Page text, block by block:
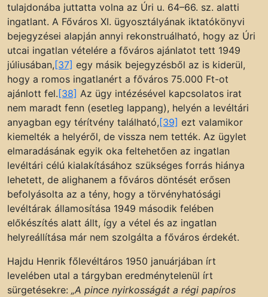
tulajdonába juttatta volna az Úri u. 64–66. sz. alatti
ingatlant. A Főváros XI. ügyosztályának iktatókönyvi
bejegyzései alapján annyi rekonstruálható, hogy az Úri
utcai ingatlan vételére a főváros ajánlatot tett 1949
júliusában, [37] egy másik bejegyzésből az is kiderül,
hogy a romos ingatlanért a főváros 75.000 Ft-ot
ajánlott fel. [38] Az ügy intézésével kapcsolatos irat
nem maradt fenn (esetleg lappang), helyén a levéltári
anyagban egy térítvény található, [39] ezt valamikor
kiemelték a helyéről, de vissza nem tették. Az ügylet
elmaradásának egyik oka feltehetően az ingatlan
levéltári célú kialakításához szükséges forrás hiánya
lehetett, de alighanem a főváros döntését erősen
befolyásolta az a tény, hogy a törvényhatósági
levéltárak államosítása 1949 második felében
előkészítés alatt állt, így a vétel és az ingatlan
helyreállítása már nem szolgálta a főváros érdekét.
Hajdu Henrik főlevéltáros 1950 januárjában írt
levelében utal a tárgyban eredménytelenül írt
sürgetésekre: „A pince nyirkosságát a régi papíros